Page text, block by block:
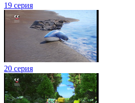
19 серия
20 серия